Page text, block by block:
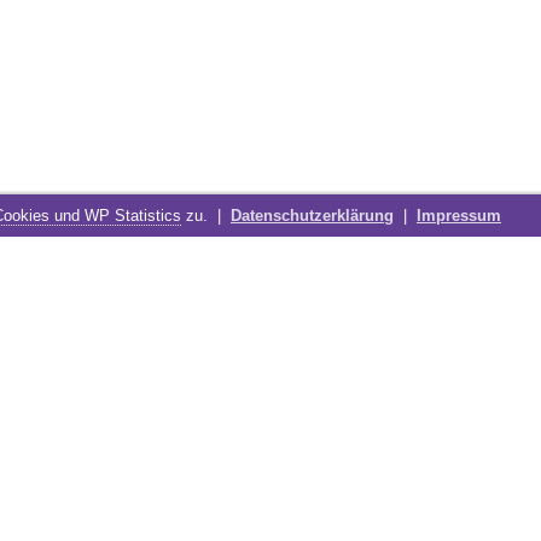
und WP Statistics zu. | Datenschutzerklärung Impressum